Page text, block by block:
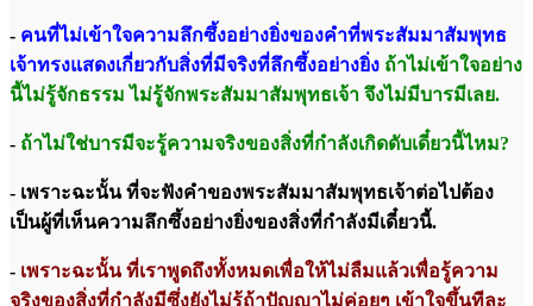
- คนที่ไม่เข้าใจความลึกซึ้งอย่างยิ่งของคำที่พระสัมมาสัมพุทธ
เจ้าทรงแสดงเกี่ยวกับสิ่งที่มีจริงที่ลึกซึ้งอย่างยิ่ง ถ้าไม่เข้าใจอย่าง
นี้ไม่รู้จักธรรม ไม่รู้จักพระสัมมาสัมพุทธเจ้า จึงไม่มีบารมีเลย.
- ถ้าไม่ใช่บารมีจะรู้ความจริงของสิ่งที่กำลังเกิดดับเดี๋ยวนี้ไหม?
- เพราะฉะนั้น ที่จะฟังคำของพระสัมมาสัมพุทธเจ้าต่อไปต้อง
เป็นผู้ที่เห็นความลึกซึ้งอย่างยิ่งของสิ่งที่กำลังมีเดี๋ยวนี้.
- เพราะฉะนั้น ที่เราพูดถึงทั้งหมดเพื่อให้ไม่ลืมแล้วเพื่อรู้ความ
จริงของสิ่งที่กำลังมีซึ่งยังไม่รู้ถ้าปัญญาไม่ค่อยๆ เข้าใจขึ้นทีละ